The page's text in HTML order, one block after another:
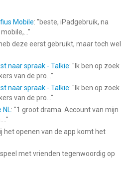
Mobile: "beste, iPadgebruik, na
"
heb deze eerst gebruikt, maar toch wel
naar spraak - Talkie: " Ik ben op zoek
van de pro... "
naar spraak - Talkie: " Ik ben op zoek
van de pro... "
NL: "1 groot drama. Account van mijn
"
het openen van de app komt het
speel met vrienden tegenwoordig op